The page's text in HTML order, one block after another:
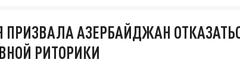
АЗЕРБАЙДЖАН
РИТОРИКИ